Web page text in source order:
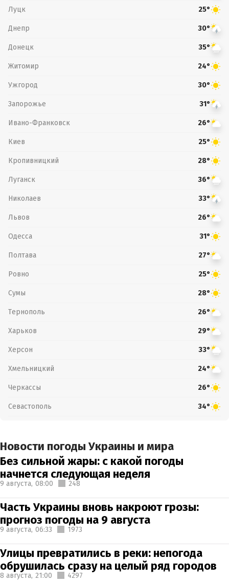
Луцк 25°
Днепр 30°
Донецк 35°
Житомир 24°
Ужгород 30°
Запорожье 31°
Ивано-Франковск 26°
Киев 25°
Кропивницкий 28°
Луганск 36°
Николаев 33°
Львов 26°
Одесса 31°
Полтава 27°
Ровно 25°
Сумы 28°
Тернополь 26°
Харьков 29°
Херсон 33°
Хмельницкий 24°
Черкассы 26°
Севастополь 34°
Новости погоды Украины и мира
Без сильной жары: с какой погоды
начнется следующая неделя
9 августа, 08:00 248
Часть Украины вновь накроют грозы:
прогноз погоды на 9 августа
9 августа, 06:33 1973
Улицы превратились в реки: непогода
обрушилась сразу на целый ряд городов
8 августа, 21:00 4297